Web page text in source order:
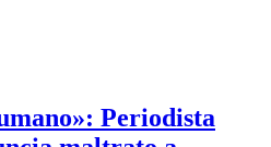
Periodista